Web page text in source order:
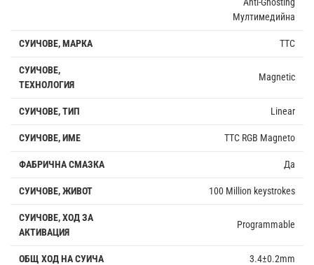
Мултимедийна
СУИЧОВЕ, МАРКА TTC
СУИЧОВЕ,
ТЕХНОЛОГИЯ
Magnetic
СУИЧОВЕ, ТИП Linear
СУИЧОВЕ, ИМЕ TTC RGB Magneto
ФАБРИЧНА СМАЗКА Да
СУИЧОВЕ, ЖИВОТ 100 Million keystrokes
СУИЧОВЕ, ХОД ЗА
АКТИВАЦИЯ
Programmable
ОБЩ ХОД НА СУИЧА 3.4±0.2mm